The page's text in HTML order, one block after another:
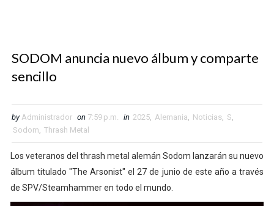
SODOM anuncia nuevo álbum y comparte
sencillo
by Administrador on 7:59 p.m. in 2025, Alemania, Noticias, S,
Sodom, Thrash Metal
Los veteranos del thrash metal alemán Sodom lanzarán su nuevo
álbum titulado "The Arsonist" el 27 de junio de este año a través
de SPV/Steamhammer en todo el mundo.